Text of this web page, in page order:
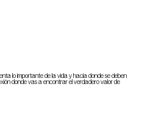
lo importante de la vida y hacia donde se deben
donde vas a encontrar el verdadero valor de